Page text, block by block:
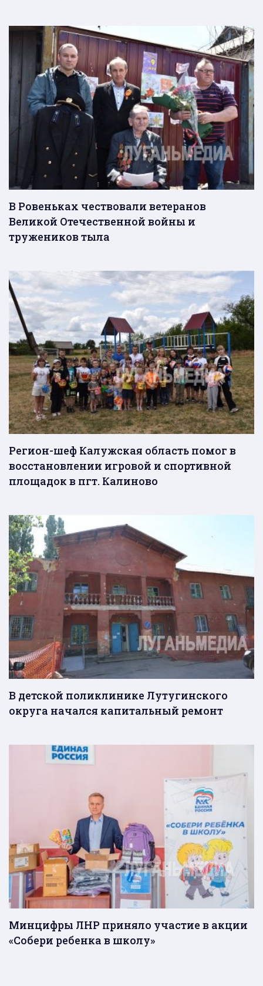
В Ровеньках чествовали ветеранов
Великой Отечественной войны и
тружеников тыла
Регион-шеф Калужская область помог в
восстановлении игровой и спортивной
площадок в пгт. Калиново
В детской поликлинике Лутугинского
округа начался капитальный ремонт
Минцифры ЛНР приняло участие в акции
«Собери ребенка в школу»